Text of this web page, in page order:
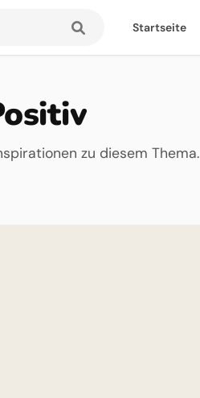
Startseite
zu diesem Thema.